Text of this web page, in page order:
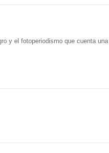
y el fotoperiodismo que cuenta una